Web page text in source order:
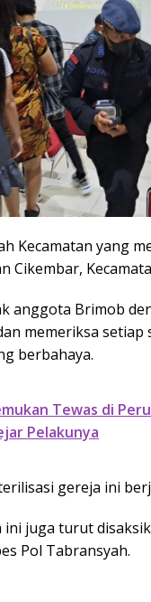
Kecamatan yang
Cikembar,
anggota Brimob
memeriksa
berbahaya.
Tewas di
Pelakunya
gereja ini
ini juga turut
Pol Tabransyah.